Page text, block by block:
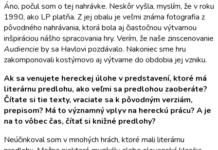
Áno, počul som o tej nahrávke. Neskôr vyšla, myslím, že v roku
1990, ako LP platňa. Z jej obalu je veľmi známa fotografia z
pôvodného nahrávania, ktorá bola aj čiastočnou výtvarnou
inšpiráciou nášho spracovania hry. Verím, že naše zinscenovanie
Audiencie by sa Havlovi pozdávalo. Nakoniec sme hru
zakomponovali kostýmovo aj výtvarne do obdobia jej vzniku.
Ak sa venujete hereckej úlohe v predstavení, ktoré má
literárnu predlohu, ako veľmi sa predlohou zaoberáte?
Čítate si tie texty, vraciate sa k pôvodným verziám,
prepisom? Má to významný vplyv na hereckú prácu? A je
na to vôbec čas, čítať si knižné predlohy?
Neúčinkoval som v mnohých hrách, ktoré mali literárnu